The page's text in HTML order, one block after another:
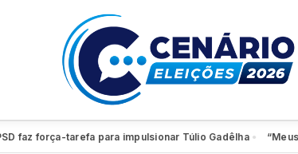
tarefa para impulsionar Túlio Gadêlha● “Meus